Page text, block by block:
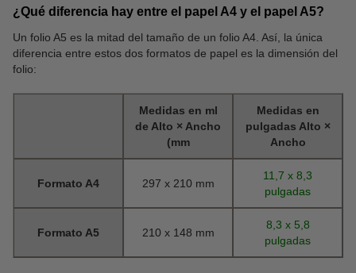
¿Qué diferencia hay entre el papel A4 y el papel A5?
Un folio A5 es la mitad del tamaño de un folio A4. Así, la única
diferencia entre estos dos formatos de papel es la dimensión del
folio:
Medidas en ml
de Alto × Ancho
(mm
Medidas en
pulgadas Alto ×
Ancho
Formato A4 297 x 210 mm
11,7 x 8,3
pulgadas
Formato A5 210 x 148 mm
8,3 x 5,8
pulgadas